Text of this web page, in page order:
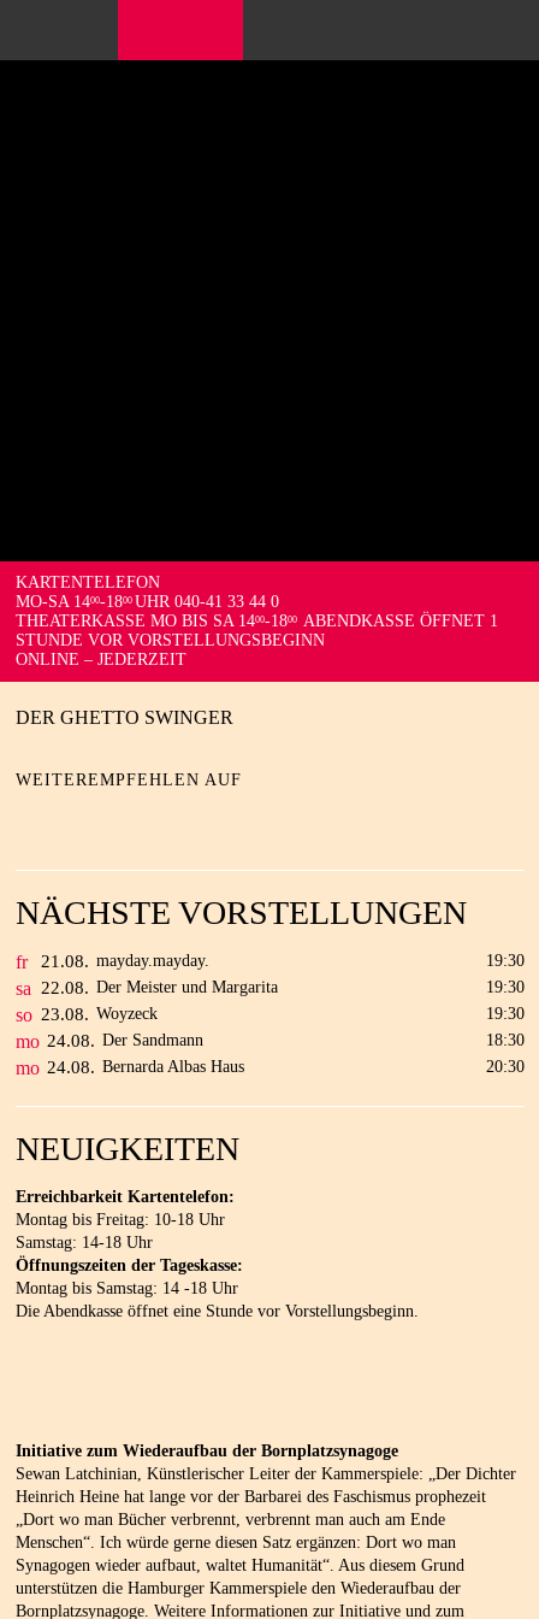
KARTENTELEFON
MO-SA 1400-1800 UHR 040-41 33 44 0
THEATERKASSE MO BIS SA 1400-1800 ABENDKASSE ÖFFNET 1
STUNDE VOR VORSTELLUNGSBEGINN
ONLINE – JEDERZEIT
DER GHETTO SWINGER
WEITEREMPFEHLEN AUF
NÄCHSTE VORSTELLUNGEN
fr 21.08. mayday.mayday. 19:30
sa 22.08. Der Meister und Margarita 19:30
so 23.08. Woyzeck 19:30
mo 24.08. Der Sandmann 18:30
mo 24.08. Bernarda Albas Haus 20:30
NEUIGKEITEN
Erreichbarkeit Kartentelefon:
Montag bis Freitag: 10-18 Uhr
Samstag: 14-18 Uhr
Öffnungszeiten der Tageskasse:
Montag bis Samstag: 14 -18 Uhr
Die Abendkasse öffnet eine Stunde vor Vorstellungsbeginn.
Initiative zum Wiederaufbau der Bornplatzsynagoge
Sewan Latchinian, Künstlerischer Leiter der Kammerspiele: „Der Dichter
Heinrich Heine hat lange vor der Barbarei des Faschismus prophezeit
„Dort wo man Bücher verbrennt, verbrennt man auch am Ende
Menschen“. Ich würde gerne diesen Satz ergänzen: Dort wo man
Synagogen wieder aufbaut, waltet Humanität“. Aus diesem Grund
unterstützen die Hamburger Kammerspiele den Wiederaufbau der
Bornplatzsynagoge. Weitere Informationen zur Initiative und zum